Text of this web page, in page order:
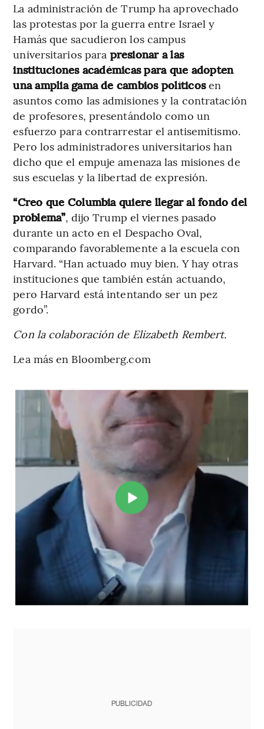
La administración de Trump ha aprovechado
las protestas por la guerra entre Israel y
Hamás que sacudieron los campus
universitarios para presionar a las
instituciones académicas para que adopten
una amplia gama de cambios políticosen
asuntos como las admisiones y la contratación
de profesores, presentándolo como un
esfuerzo para contrarrestar el antisemitismo.
Pero los administradores universitarios han
dicho que el empuje amenaza las misiones de
sus escuelas y la libertad de expresión.
“Creo que Columbia quiere llegar al fondo del
problema”, dijo Trump el viernes pasado
durante un acto en el Despacho Oval,
comparando favorablemente a la escuela con
Harvard. “Han actuado muy bien. Y hay otras
instituciones que también están actuando,
pero Harvard está intentando ser un pez
gordo”.
Con la colaboración de Elizabeth Rembert.
Lea más en Bloomberg.com
PUBLICIDAD